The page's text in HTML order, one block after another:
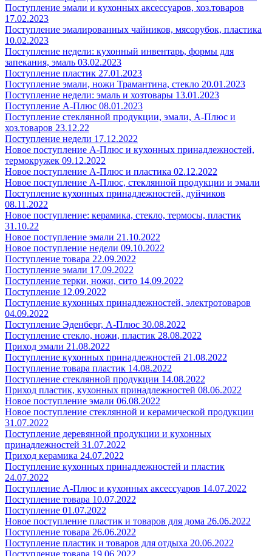
Поступление эмали и кухонных аксессуаров, хоз.товаров
17.02.2023
Поступление эмалированных чайников, мясорубок, пластика
10.02.2023
Поступление недели: кухонный инвентарь, формы для
запекания, эмаль 03.02.2023
Поступление пластик 27.01.2023
Поступление эмали, ножи Трамантина, стекло 20.01.2023
Поступление недели: эмаль и хозтовары 13.01.2023
Поступление А-Плюс 08.01.2023
Поступление стеклянной продукции, эмали, А-Плюс и
хоз.товаров 23.12.22
Поступление недели 17.12.2022
Новое поступление А-Плюс и кухонных принадлежностей,
термокружек 09.12.2022
Новое поступление А-Плюс и пластика 02.12.2022
Новое поступление А-Плюс, стеклянной продукции и эмали
Поступление кухонных принадлежностей, дуйчиков
08.11.2022
Новое поступление: керамика, стекло, термосы, пластик
31.10.22
Новое поступление эмали 21.10.2022
Новое поступление недели 09.10.2022
Поступление товара 22.09.2022
Поступление эмали 17.09.2022
Поступление терки, ножи, сито 14.09.2022
Поступление 12.09.2022
Поступление кухонных принадлежностей, электротоваров
04.09.2022
Поступление Эденберг, А-Плюс 30.08.2022
Поступление стекло, ножи, пластик 28.08.2022
Приход эмали 21.08.2022
Поступление кухонных принадлежностей 21.08.2022
Поступление товара пластик 14.08.2022
Поступление стеклянной продукции 14.08.2022
Приход пластик, кухонных принадлежностей 08.06.2022
Новое поступление эмали 06.08.2022
Новое поступление стеклянной и керамической продукции
31.07.2022
Поступление деревянной продукции и кухонных
принадлежностей 31.07.2022
Приход керамика 24.07.2022
Поступление кухонных принадлежностей и пластик
24.07.2022
Поступление А-Плюс и кухонных аксессуаров 14.07.2022
Поступление товара 10.07.2022
Поступление 01.07.2022
Новое поступление пластик и товаров для дома 26.06.2022
Поступление товара 26.06.2022
Поступление пластик и товаров для отдыха 20.06.2022
Поступление товара 19.06.2022